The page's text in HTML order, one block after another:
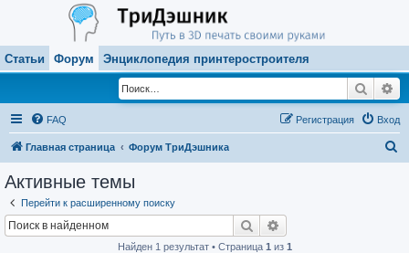
Статьи Форум Энциклопедия принтеростроителя
Поиск
FAQ Вход
Регистрация
Главная страница Форум ТриДэшника
Активные темы
Перейти к расширенному поиску
Поиск
Найден 1 результат • Страница 1 из 1